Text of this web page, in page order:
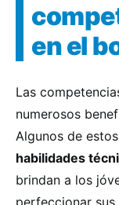
en el
Las
numerosos
Algunos de
habilidades
brindan a los
perfeccionar